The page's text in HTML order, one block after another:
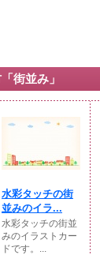
街並み」
水彩タッチの街
並みのイラ...
水彩タッチの街並
みのイラストカー
ドです。...